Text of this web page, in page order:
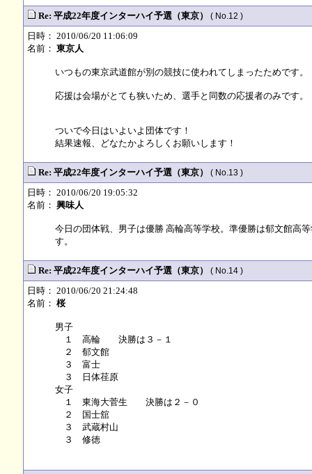
Re: 平成22年度インターハイ予選（東京） ( No.12 )
日時： 2010/06/20 11:06:09
名前： 東京人
いつもの東京武道館が別の競技に使われてしまったためです。
応援は会場がとても狭いため、選手と同数の応援者のみです。
ついで今日はいよいよ団体です！
結果速報、どなたかよろしくお願いします！
Re: 平成22年度インターハイ予選（東京） ( No.13 )
日時： 2010/06/20 19:05:32
名前： 興味人
今日の団体戦、男子は優勝 高輪高等学校。準優勝は郁文館高
す。
Re: 平成22年度インターハイ予選（東京） ( No.14 )
日時： 2010/06/20 21:24:48
名前： 桜
男子
１ 高輪 決勝は３－１
２ 郁文館
３ 富士
３ 日体荏原
女子
１ 東海大菅生 決勝は２－０
２ 国士舘
３ 武蔵村山
３ 修徳